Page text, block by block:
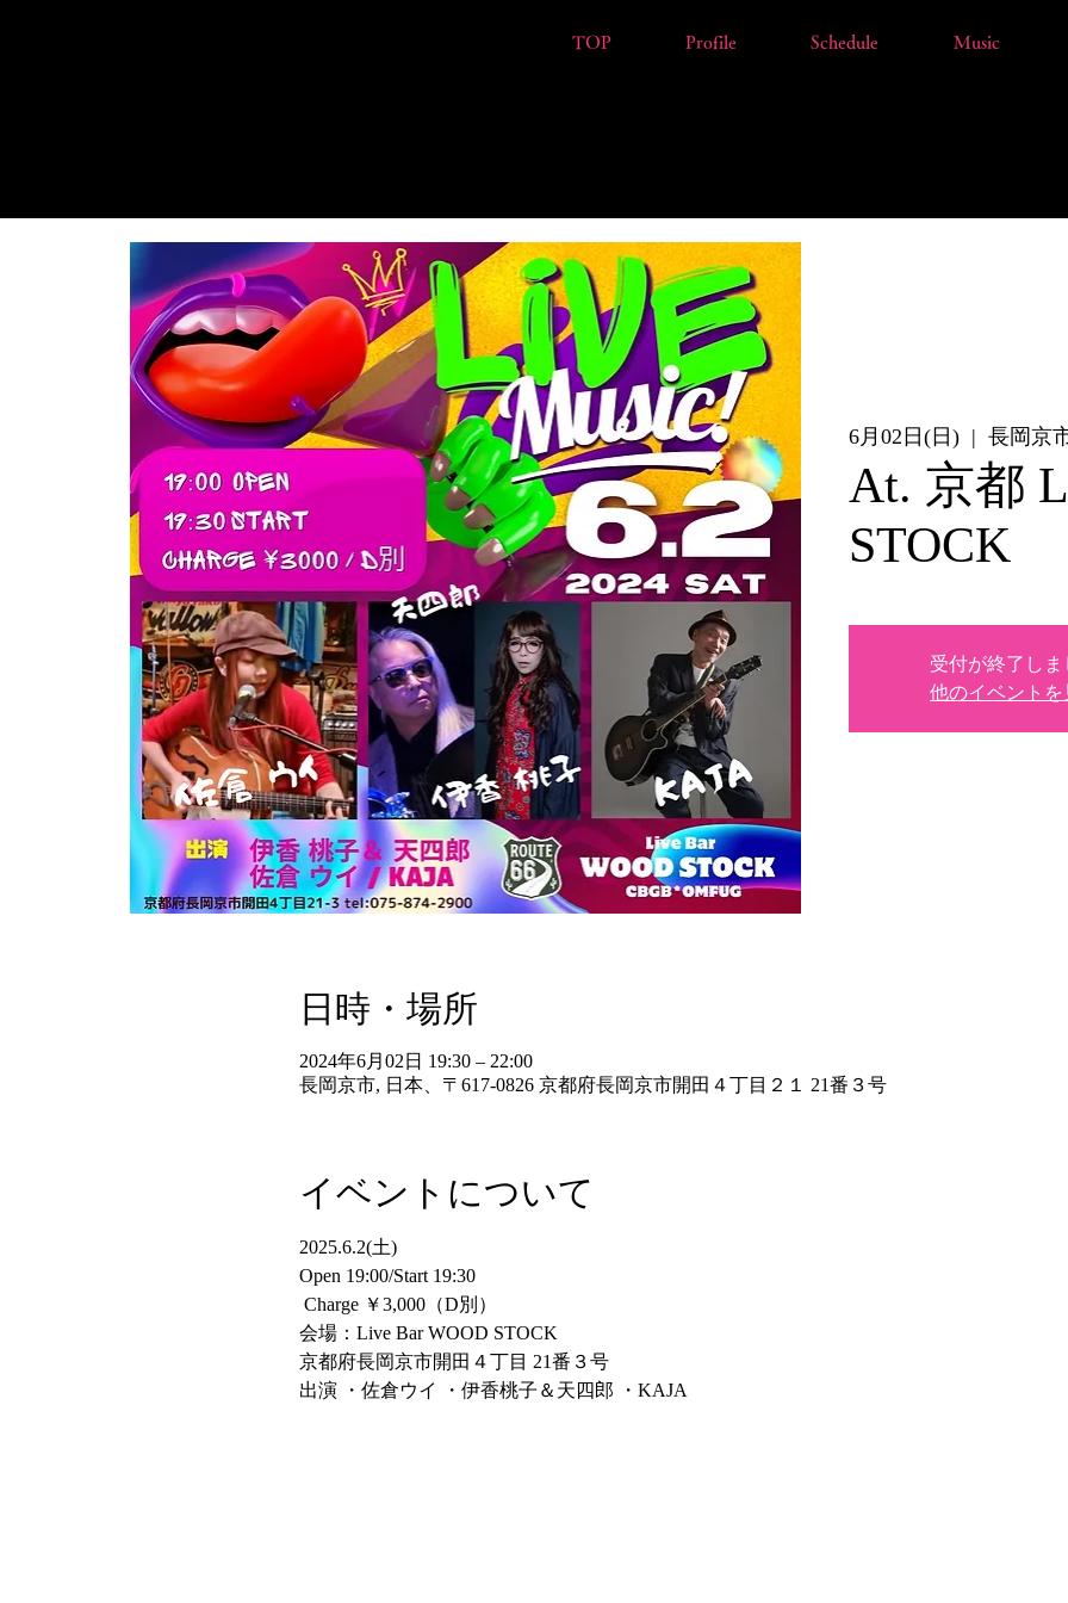
TOP Profile Schedule Music
6月02日(日)
  |
長岡京
At. 京都
STOCK
受付が終了しま
他のイベントを
日時・場所
2024年6月02日 19:30 – 22:00
長岡京市, 日本、〒617-0826 京都府長岡京市開田４丁目２１ 21番３号
イベントについて
2025.6.2(土)
Open 19:00/Start 19:30
Charge ￥3,000（D別）
会場：Live Bar WOOD STOCK
京都府長岡京市開田４丁目 21番３号
出演 ・佐倉ウイ ・伊香桃子＆天四郎 ・KAJA